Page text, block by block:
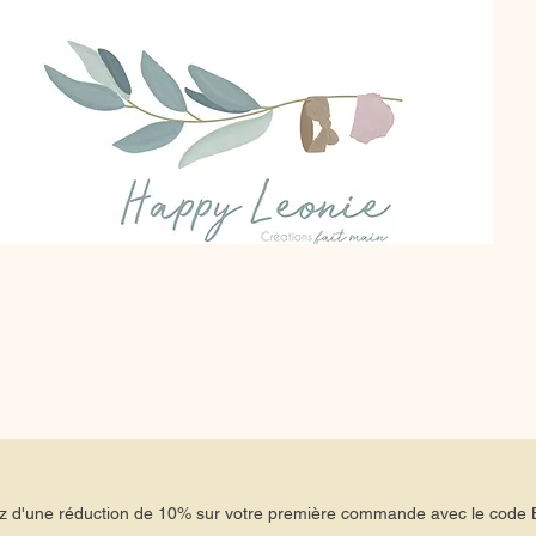
d'une réduction de 10% sur votre première commande avec le code